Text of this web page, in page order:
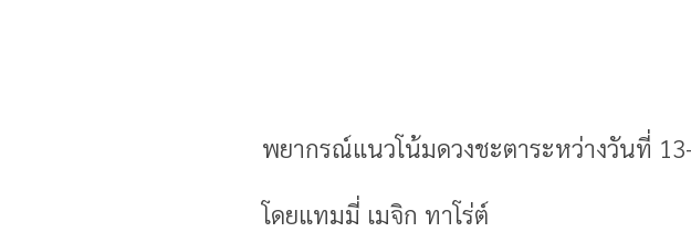
พยากรณ์แนวโน้มดวงชะตาระหว่างวันที่
โดยแทมมี่ เมจิก ทาโร่ต์